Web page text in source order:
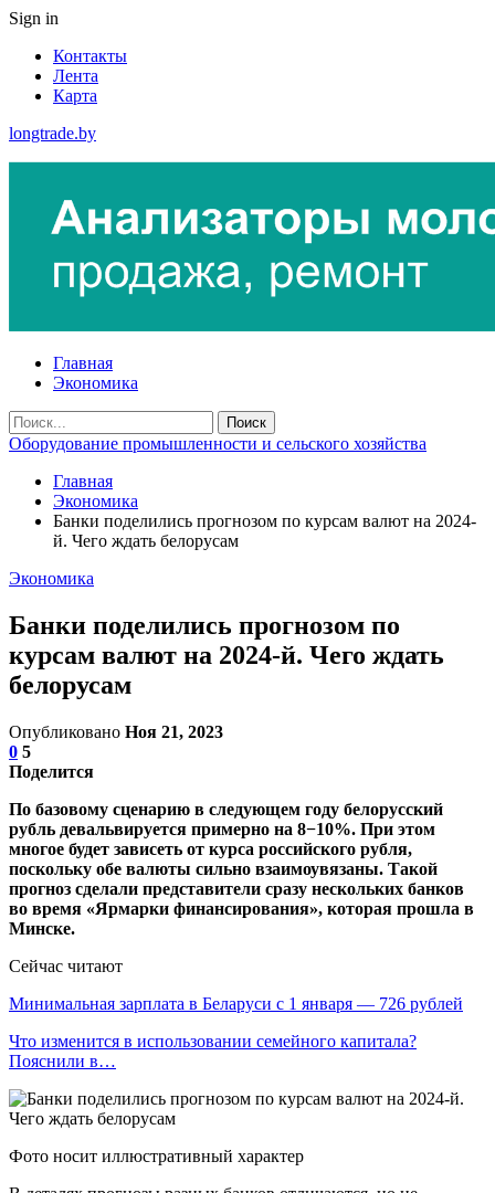
Sign in
Контакты
Лента
Карта
longtrade.by
Главная
Экономика
Оборудование промышленности и сельского хозяйства
Главная
Экономика
Банки поделились прогнозом по курсам валют на 2024-
й. Чего ждать белорусам
Экономика
Банки поделились прогнозом по
курсам валют на 2024-й. Чего ждать
белорусам
Опубликовано Ноя 21, 2023
0 5
Поделится
По базовому сценарию в следующем году белорусский
рубль девальвируется примерно на 8−10%. При этом
многое будет зависеть от курса российского рубля,
поскольку обе валюты сильно взаимоувязаны. Такой
прогноз сделали представители сразу нескольких банков
во время «Ярмарки финансирования», которая прошла в
Минске.
Сейчас читают
Минимальная зарплата в Беларуси с 1 января — 726 рублей
Что изменится в использовании семейного капитала?
Пояснили в…
Фото носит иллюстративный характер